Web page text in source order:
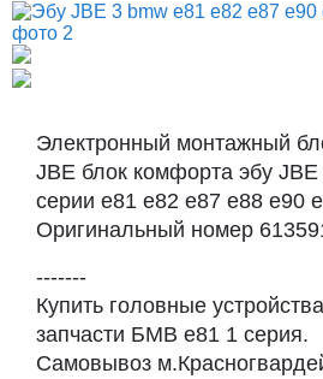
Электронный монтажный
JBE блок комфорта эбу
серии e81 e82 е87 е88 е90
Оригинальный номер
-------
Купить головные
запчасти БМВ e81 1 серия.
Самовывоз